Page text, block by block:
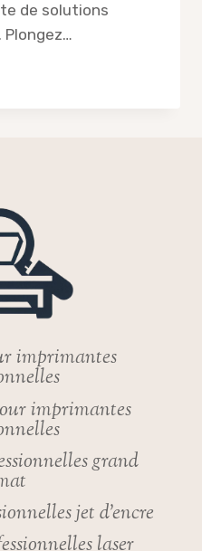
de solutions
imprimantes
imprimantes
grand
jet d’encre